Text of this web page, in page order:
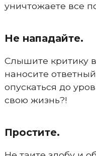
уничтожаете все
Не нападайте.
Слышите критику
наносите
опускаться до
свою жизнь?!
Простите.